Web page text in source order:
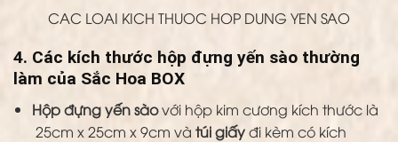
CAC LOAI KICH THUOC HOP DUNG YEN SAO
4. Các kích thước hộp đựng yến sào thường
làm của Sắc Hoa BOX
Hộp đựng yến sàovới hộp kim cương kích thước là
25cm x 25cm x 9cm và túi giấyđi kèm có kích